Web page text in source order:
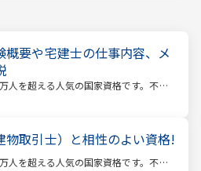
概要や宅建士の仕事内容、メ
人を超える人気の国家資格です。不動
、学生、主婦まで、さまざまな方が
物取引士）と相性のよい資格!
人を超える人気の国家資格です。不動